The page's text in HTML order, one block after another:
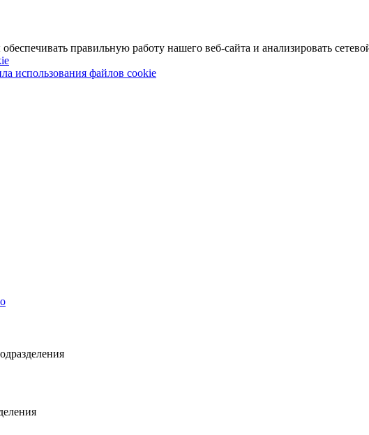
правильную работу нашего веб-сайта и анализировать
использования файлов cookie